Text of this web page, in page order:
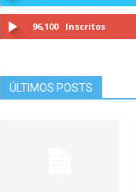
96,100 Inscritos
ÚLTIMOS POSTS